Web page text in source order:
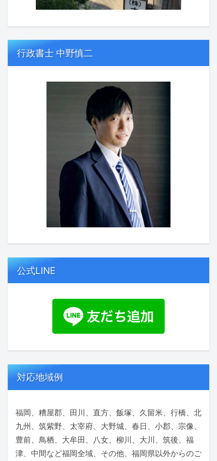
行政書士 中野慎二
公式LINE
対応地域例
福岡、糟屋郡、田川、直方、飯塚、久留米、行橋、北
九州、筑紫野、太宰府、大野城、春日、小郡、宗像、
豊前、鳥栖、大牟田、八女、柳川、大川、筑後、福
津、中間など福岡全域、その他、福岡県以外からのご